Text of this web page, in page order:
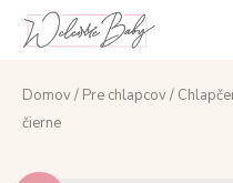
Domov/ Pre chlapcov/
čierne